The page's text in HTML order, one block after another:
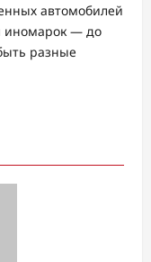
автомобилей
иномарок — до
разные